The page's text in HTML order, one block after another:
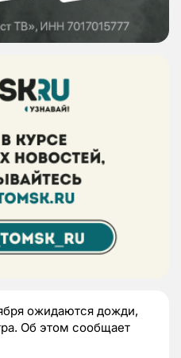
ожидаются дожди,
Об этом сообщает